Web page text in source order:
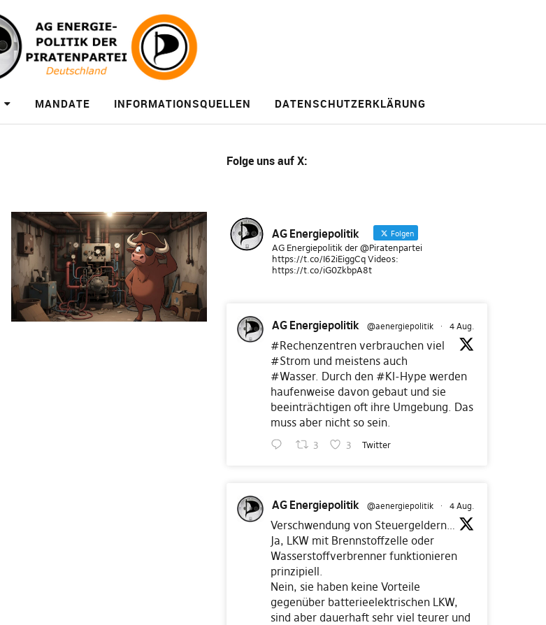
MANDATE INFORMATIONSQUELLEN DATENSCHUTZERKLÄRUNG
Folge unsauf X:
AG Energiepolitik Folgen
AG Energiepolitik der @Piratenpartei
https://t.co/I62iEiggCq Videos:
https://t.co/iG0ZkbpA8t
AG Energiepolitik @aenergiepolitik · 4 Aug.
#Rechenzentrenverbrauchen viel
#Strom und meistens auch
#Wasser. Durch den #KI-Hype werden
haufenweise davon gebaut und sie
beeinträchtigen oft ihre Umgebung. Das
muss aber nicht so sein.
3 3 Twitter
AG Energiepolitik @aenergiepolitik · 4 Aug.
Verschwendung von Steuergeldern…
Ja, LKW mit Brennstoffzelle oder
Wasserstoffverbrenner funktionieren
prinzipiell.
Nein, sie haben keine Vorteile
gegenüber batterieelektrischen LKW,
sind aber dauerhaft sehr viel teurer und